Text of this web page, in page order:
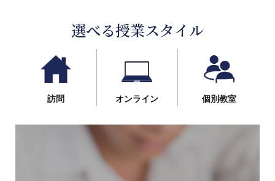
選べる授業スタイル
訪問 オンライン 個別教室